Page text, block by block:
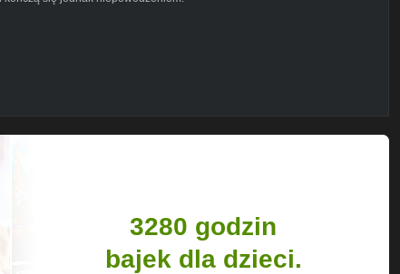
3280 godzin
bajek dla dzieci.